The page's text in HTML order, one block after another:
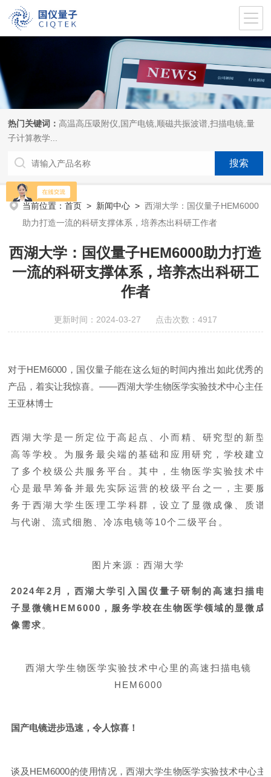
热门关键词： 高温高压吸附仪,国产电镜,顺磁共振波谱,扫描电镜,量
子计算教学...
当前位置：首页 > 新闻中心 >西湖大学：国仪量子HEM6000
助力打造一流的科研支撑体系，培养杰出科研工作者
西湖大学：国仪量子HEM6000助力打造
一流的科研支撑体系，培养杰出科研工
作者
更新时间：2024-03-27 点击次数：4917
对于HEM6000 ，国仪量子能在这么短的时间内推出如此优秀的
产品，着实让我惊喜。 ——西湖大学生物医学实验技术中心主任
王亚林博士
西湖大学是一所定位于高起点、小而精、研究型的新型
高等学校。为服务最尖端的基础和应用研究，学校建立
了多个校级公共服务平台。其中，生物医学实验技术中
心是最早筹备并最先实际运营的校级平台之一，主要服
务于西湖大学生医理工学科群，设立了显微成像、质谱
与代谢、流式细胞、冷冻电镜等10个二级平台。
图片来源：西湖大学
2024年2月，西湖大学引入国仪量子研制的高速扫描电
子显微镜HEM6000，服务学校在生物医学领域的显微成
像需求 。
西湖大学生物医学实验技术中心里的高速扫描电镜
HEM6000
国产电镜进步迅速，令人惊喜！
谈及 HEM6000的使用情况，西湖大学生物医学实验技术中心主